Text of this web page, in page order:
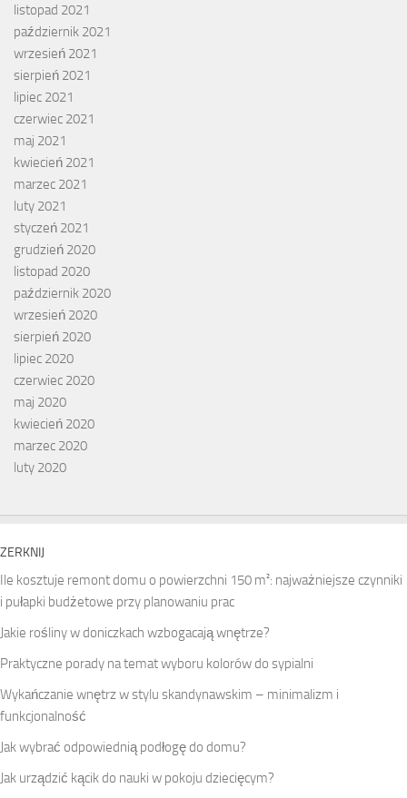
listopad 2021
październik 2021
wrzesień 2021
sierpień 2021
lipiec 2021
czerwiec 2021
maj 2021
kwiecień 2021
marzec 2021
luty 2021
styczeń 2021
grudzień 2020
listopad 2020
październik 2020
wrzesień 2020
sierpień 2020
lipiec 2020
czerwiec 2020
maj 2020
kwiecień 2020
marzec 2020
luty 2020
ZERKNIJ
Ile kosztuje remont domu o powierzchni 150 m²: najważniejsze czynniki
i pułapki budżetowe przy planowaniu prac
Jakie rośliny w doniczkach wzbogacają wnętrze?
Praktyczne porady na temat wyboru kolorów do sypialni
Wykańczanie wnętrz w stylu skandynawskim – minimalizm i
funkcjonalność
Jak wybrać odpowiednią podłogę do domu?
Jak urządzić kącik do nauki w pokoju dziecięcym?